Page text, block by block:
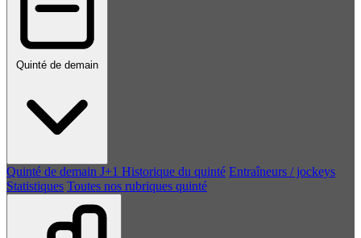
Quinté de demain
Quinté de demain J+1 Historique du quinté Entraîneurs / jockeys
Statistiques Toutes nos rubriques quinté